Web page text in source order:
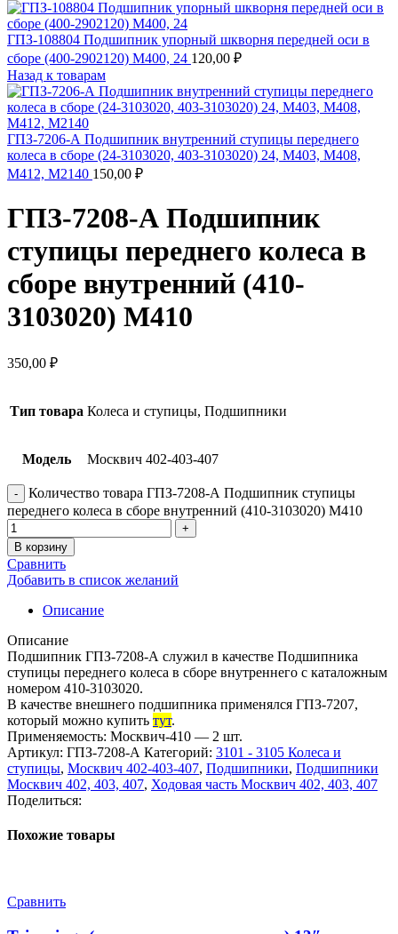
ГПЗ-108804 Подшипник упорный шкворня передней оси в
сборе (400-2902120) М400, 24 120,00 ₽
Назад к товарам
ГПЗ-7206-А Подшипник внутренний ступицы переднего
колеса в сборе (24-3103020, 403-3103020) 24, М403, М408,
М412, М2140 150,00 ₽
ГПЗ-7208-А Подшипник
ступицы переднего колеса в
сборе внутренний (410-
3103020) М410
350,00 ₽
Тип товара Колеса и ступицы, Подшипники
Модель Москвич 402-403-407
Количество товара ГПЗ-7208-А Подшипник ступицы
переднего колеса в сборе внутренний (410-3103020) М410
В корзину
Сравнить
Добавить в список желаний
Описание
Описание
Подшипник ГПЗ-7208-А служил в качестве Подшипника
ступицы переднего колеса в сборе внутреннего с каталожным
номером 410-3103020.
В качестве внешнего подшипника применялся ГПЗ-7207,
который можно купить тут.
Применяемость: Москвич-410 — 2 шт.
Артикул: ГПЗ-7208-А Категорий: 3101 - 3105 Колеса и
ступицы, Москвич 402-403-407, Подшипники, Подшипники
Москвич 402, 403, 407, Ходовая часть Москвич 402, 403, 407
Поделиться:
Похожие товары
Сравнить